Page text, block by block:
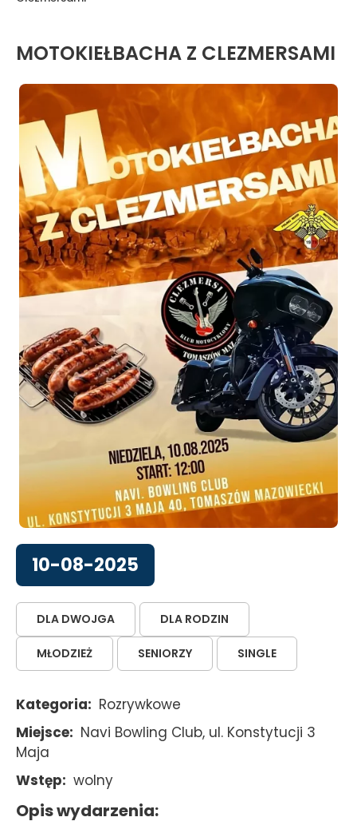
NAWIGACYJNA
MOTOKIEŁBACHA Z CLEZMERSAMI
10-08-2025
DLA DWOJGA DLA RODZIN
MŁODZIEŻ SENIORZY SINGLE
Kategoria
Rozrywkowe
Miejsce
Navi Bowling Club, ul. Konstytucji 3
Maja
Wstęp
wolny
Opis wydarzenia